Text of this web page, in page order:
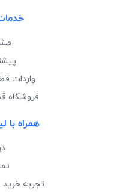
واردات
فروشگاه
همراه با
تجربه خرید